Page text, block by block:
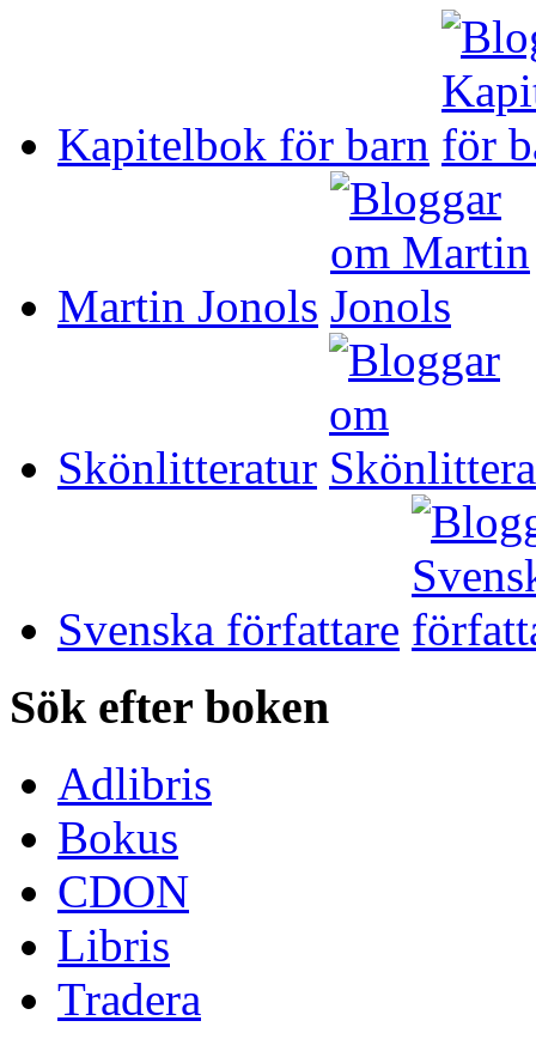
Kapitelbok för barn
Martin Jonols
Skönlitteratur
Svenska författare
Sök efter boken
Adlibris
Bokus
CDON
Libris
Tradera